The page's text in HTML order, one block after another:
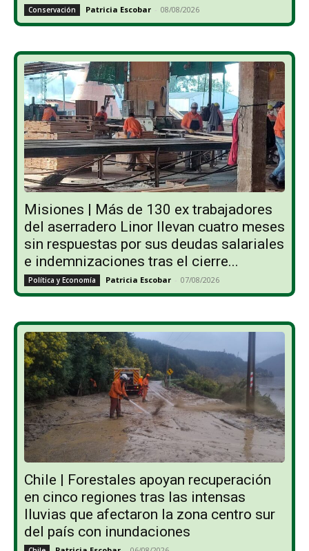
Conservación Patricia Escobar - 08/08/2026
Misiones | Más de 130 ex trabajadores
del aserradero Linor llevan cuatro meses
sin respuestas por sus deudas salariales
e indemnizaciones tras el cierre...
Política y Economía Patricia Escobar - 07/08/2026
Chile | Forestales apoyan recuperación
en cinco regiones tras las intensas
lluvias que afectaron la zona centro sur
del país con inundaciones